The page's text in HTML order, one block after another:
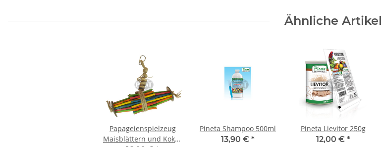
Ähnliche Artikel
Papageienspielzeug
Maisblättern und Kokos
Pineta Shampoo 500ml
13,90 € *
Pineta Lievitor 250g
12,00 € *